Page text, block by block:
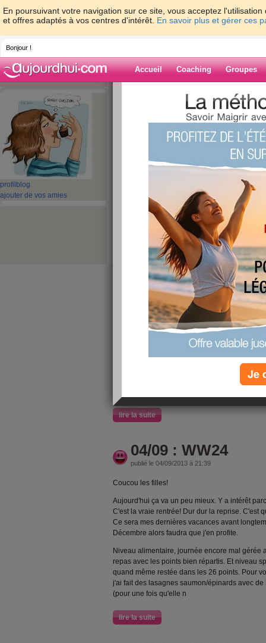
En poursuivant votre navigation sur ce site, vous acceptez
et offres adaptés à vos centres d'intérêt. En savoir plus et gérer ces
Bonjour !
Accueil Coaching Groupes
profil blog
ajouter de vos amies
>
Blog de linessa
21 - 30 31 - 31
‹ Préc. 1 2 3 4 5
05/09 : WW25
publié le 05/09/2013 à 19:56
Coucou les filles!
Je suis lessivée! Je n'ai pas arrêté de bouger
marché faire le plein de fruits et légumes et
récupérer ma fille, la faire manger et la
de CAP, du yoga, des abdos et squats puis
parc jusque 18h30. Ouf!
Il fait une chaleur en ce moment, c'est super
année à défaut d'avoir eu un printemps, du
lire la suite
04/09 : WW24
publié le 04/09/2013 à 21:39
Coucou les filles!
Aujourd'hui ça va un peu mieux. Y a intérêt
C'est la vraie rentrée! Dur dur la reprise. C'est
Ce sera mes dernières vacances avant
Décembre alors faudra que j'en profite.
Niveau alimentaire, journée encore mal gérée
repas avec les points bien répartis. Et niveau
quand même restée dans les 26 points. Pour
j'ai fait des lasagnes saumon/épinards avec
(pour une fois qu'elle n
lire la suite
Je